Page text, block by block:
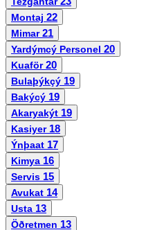
Montaj 22
Mimar21
Yardýmcý Personel 20
Kuaför20
Bulaþýkçý 19
Bakýcý 19
Akaryakýt 19
Kasiyer 18
Ýnþaat 17
Kimya 16
Servis 15
Avukat 14
Usta 13
Öðretmen 13